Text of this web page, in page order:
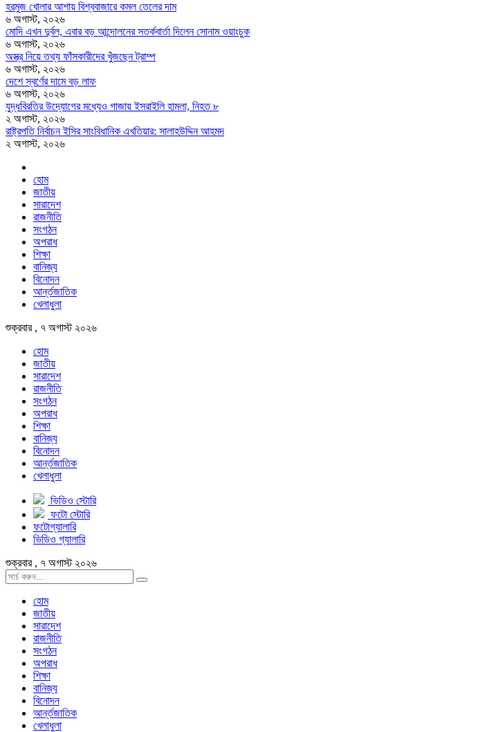
হরমুজ খোলার আশায় বিশ্ববাজারে কমল তেলের দাম
৬ অগাস্ট, ২০২৬
মোদি এখন দুর্বল, এবার বড় আন্দোলনের সতর্কবার্তা দিলেন সোনাম ওয়াংচুক
৬ অগাস্ট, ২০২৬
অস্ত্র নিয়ে তথ্য ফাঁসকারীদের খুঁজছেন ট্রাম্প
৬ অগাস্ট, ২০২৬
দেশে স্বর্ণের দামে বড় লাফ
৬ অগাস্ট, ২০২৬
যুদ্ধবিরতির উদ্যোগের মধ্যেও গাজায় ইসরাইলি হামলা, নিহত ৮
২ অগাস্ট, ২০২৬
রাষ্ট্রপতি নির্বাচন ইসির সাংবিধানিক এখতিয়ার: সালাহউদ্দিন আহমদ
২ অগাস্ট, ২০২৬
হোম
জাতীয়
সারাদেশ
রাজনীতি
সংগঠন
অপরাধ
শিক্ষা
বানিজ্য
বিনোদন
আর্ন্তজাতিক
খেলাধুলা
শুক্রবার , ৭ অগাস্ট ২০২৬
হোম
জাতীয়
সারাদেশ
রাজনীতি
সংগঠন
অপরাধ
শিক্ষা
বানিজ্য
বিনোদন
আর্ন্তজাতিক
খেলাধুলা
ভিডিও স্টোরি
ফটো স্টোরি
ফটোগ্যালারি
ভিডিও গ্যালারি
শুক্রবার , ৭ অগাস্ট ২০২৬
হোম
জাতীয়
সারাদেশ
রাজনীতি
সংগঠন
অপরাধ
শিক্ষা
বানিজ্য
বিনোদন
আর্ন্তজাতিক
খেলাধুলা